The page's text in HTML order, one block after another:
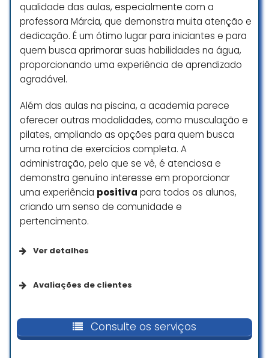
qualidade das aulas, especialmente com a
professora Márcia, que demonstra muita atenção e
dedicação. É um ótimo lugar para iniciantes e para
quem busca aprimorar suas habilidades na água,
proporcionando uma experiência de aprendizado
agradável.
Além das aulas na piscina, a academia parece
oferecer outras modalidades, como musculação e
pilates, ampliando as opções para quem busca
uma rotina de exercícios completa. A
administração, pelo que se vê, é atenciosa e
demonstra genuíno interesse em proporcionar
uma experiência positiva para todos os alunos,
criando um senso de comunidade e
pertencimento.
Ver detalhes
cadeira de rodas
Estacionamento com acessibilidade para
Avaliações de clientes
pessoas respeitosas e
acolhedoras. Professora Márcia
Consulte os serviços